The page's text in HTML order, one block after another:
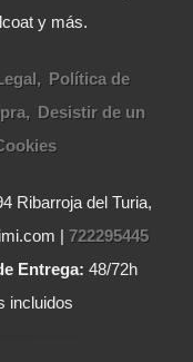
y más.
Política de
Desistir de un
Ribarroja del Turia,
| 722295445
Entrega: 48/72h
incluidos